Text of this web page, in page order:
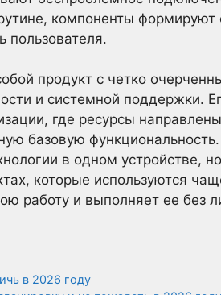
компоненты формируют
пользователя.
продукт с четко
и системной поддержки.
где ресурсы
базовую
в одном устройстве,
которые используются
работу и выполняет ее без
в 2026 году